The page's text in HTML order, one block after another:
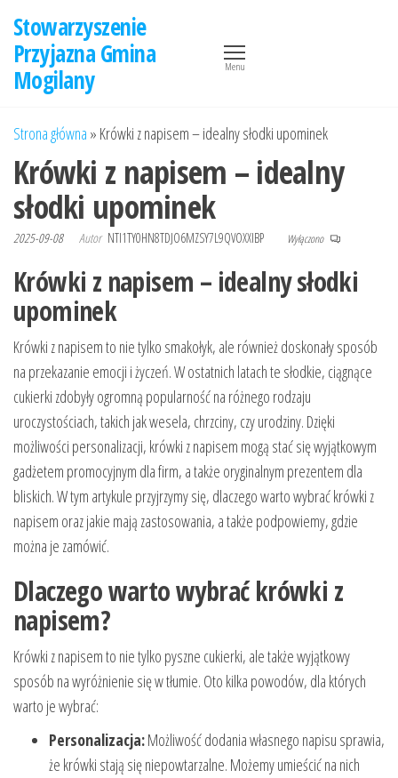
treści
Stowarzyszenie
Przyjazna Gmina
Mogilany
Menu
Strona główna » Krówki z napisem – idealny słodki upominek
Krówki z napisem – idealny
słodki upominek
2025-09-08 Autor NTI1TY0HN8TDJO6MZSY7L9QVOXXIBP Wyłączono
Krówki z napisem – idealny słodki
upominek
Krówki z napisem to nie tylko smakołyk, ale również doskonały sposób
na przekazanie emocji i życzeń. W ostatnich latach te słodkie, ciągnące
cukierki zdobyły ogromną popularność na różnego rodzaju
uroczystościach, takich jak wesela, chrzciny, czy urodziny. Dzięki
możliwości personalizacji, krówki z napisem mogą stać się wyjątkowym
gadżetem promocyjnym dla firm, a także oryginalnym prezentem dla
bliskich. W tym artykule przyjrzymy się, dlaczego warto wybrać krówki z
napisem oraz jakie mają zastosowania, a także podpowiemy, gdzie
można je zamówić.
Dlaczego warto wybrać krówki z
napisem?
Krówki z napisem to nie tylko pyszne cukierki, ale także wyjątkowy
sposób na wyróżnienie się w tłumie. Oto kilka powodów, dla których
warto je wybrać:
Personalizacja:Możliwość dodania własnego napisu sprawia,
że krówki stają się niepowtarzalne. Możemy umieścić na nich